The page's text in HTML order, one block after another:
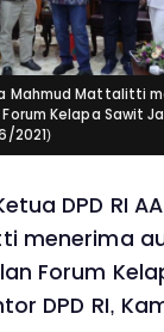
Mahmud Mattalitti
Forum Kelapa Sawit
2021)
DPD RI
menerima
Forum
DPD RI,